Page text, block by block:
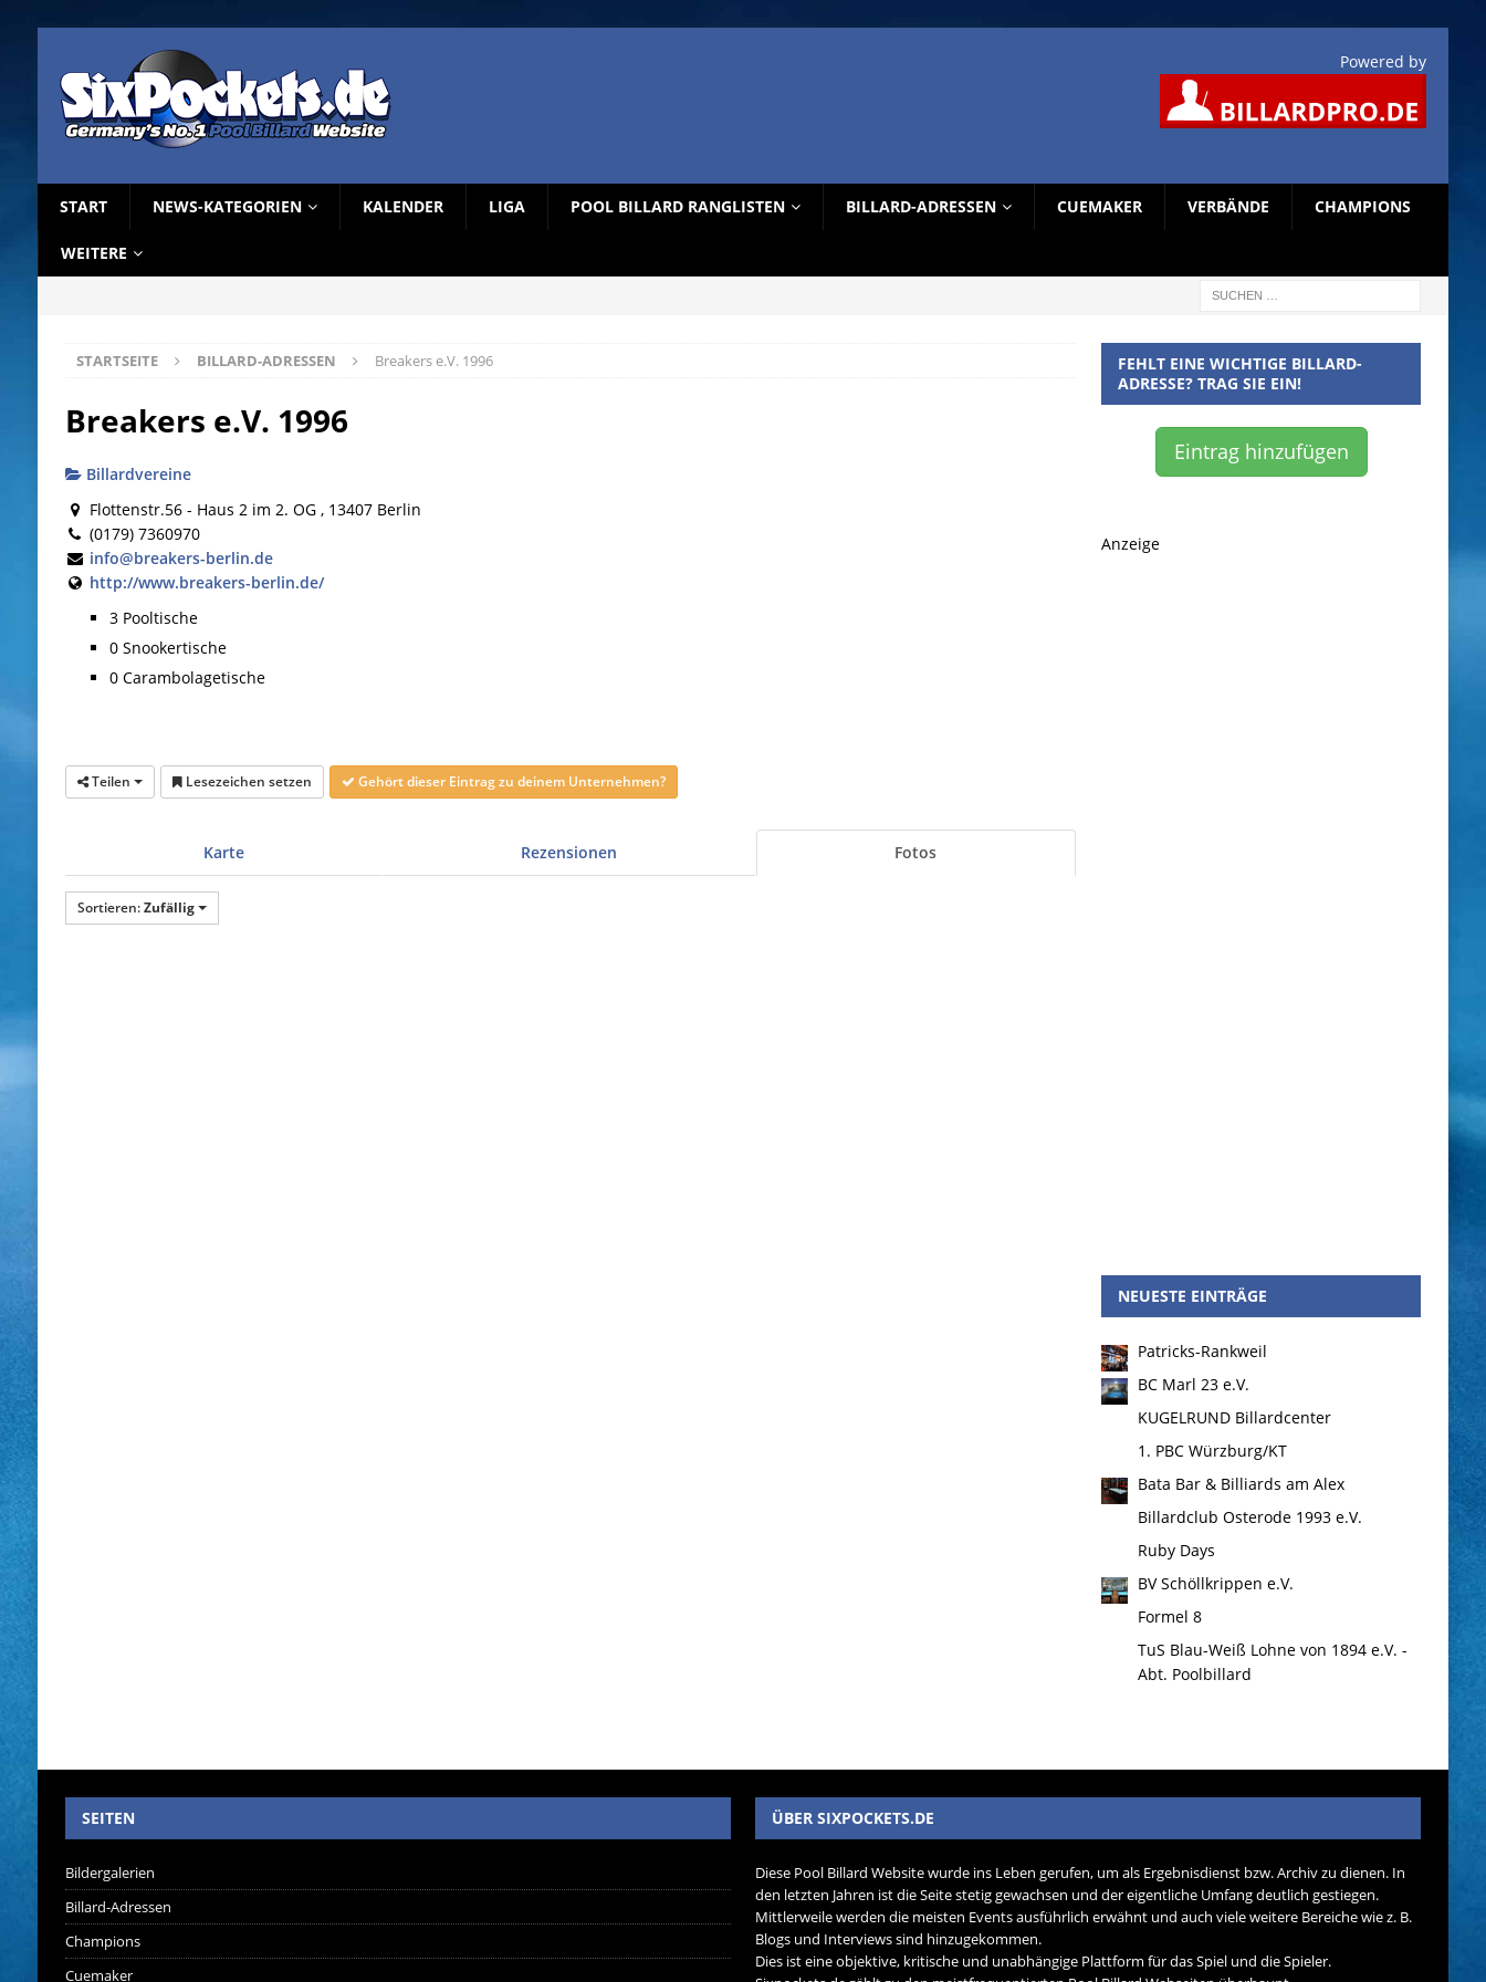
Powered by
START NEWS-KATEGORIEN KALENDER LIGA POOL BILLARD RANGLISTEN BILLARD-ADRESSEN CUEMAKER VERBÄNDE CHAMPIONS
WEITERE
STARTSEITE BILLARD-ADRESSEN Breakers e.V. 1996
Breakers e.V. 1996
Billardvereine
Flottenstr.56 - Haus 2 im 2. OG , 13407 Berlin
(0179) 7360970
info@breakers-berlin.de
http://www.breakers-berlin.de/
3 Pooltische
0 Snookertische
0 Carambolagetische
Teilen Lesezeichen setzen Gehört dieser Eintrag zu deinem Unternehmen?
Karte Rezensionen Fotos
Sortieren:Zufällig
FEHLT EINE WICHTIGE BILLARD-
ADRESSE? TRAG SIE EIN!
Eintrag hinzufügen
Anzeige
NEUESTE EINTRÄGE
Patricks-Rankweil
BC Marl 23 e.V.
KUGELRUND Billardcenter
1. PBC Würzburg/KT
Bata Bar & Billiards am Alex
Billardclub Osterode 1993 e.V.
Ruby Days
BV Schöllkrippen e.V.
Formel 8
TuS Blau-Weiß Lohne von 1894 e.V. -
Abt. Poolbillard
SEITEN
Bildergalerien
Billard-Adressen
Champions
Cuemaker
ÜBER SIXPOCKETS.DE
Diese Pool Billard Website wurde ins Leben gerufen, um als Ergebnisdienst bzw. Archiv zu dienen. In
den letzten Jahren ist die Seite stetig gewachsen und der eigentliche Umfang deutlich gestiegen.
Mittlerweile werden die meisten Events ausführlich erwähnt und auch viele weitere Bereiche wie z. B.
Blogs und Interviews sind hinzugekommen.
Dies ist eine objektive, kritische und unabhängige Plattform für das Spiel und die Spieler.